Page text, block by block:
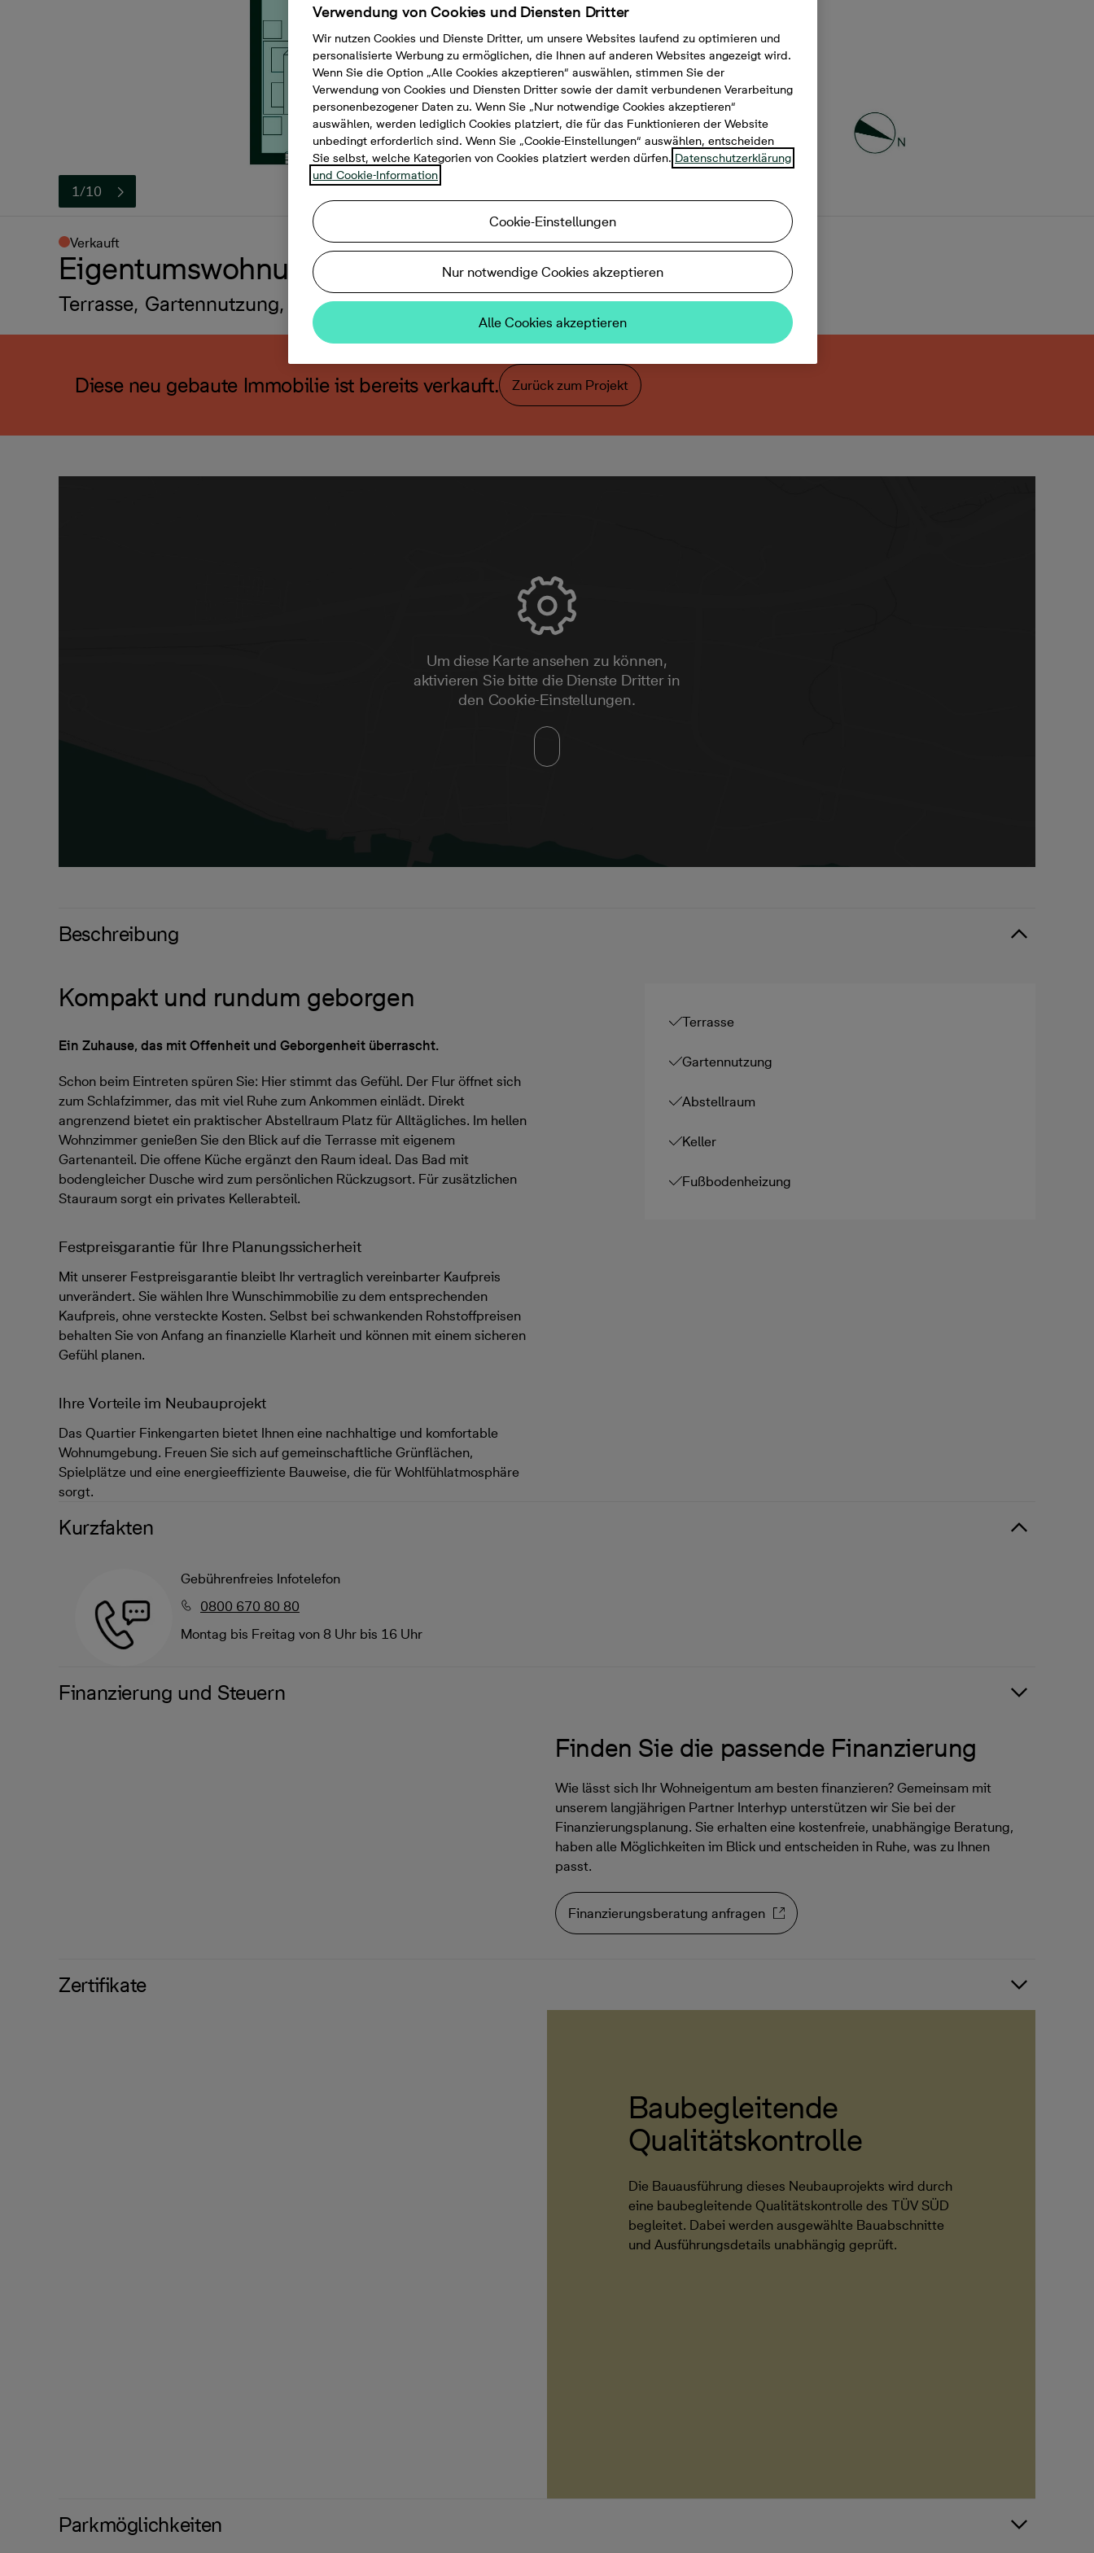
1/10
Verkauft
Eigentumswohnung, 2 Zimmer, 58 m²
Terrasse, Gartennutzung, bodengleiche Dusche, Abstellraum, Keller
Diese neu gebaute Immobilie ist bereits verkauft. Zurück zum Projekt
Um diese Karte ansehen zu können,
aktivieren Sie bitte die Dienste Dritter in
den Cookie-Einstellungen.
Beschreibung
Kompakt und rundum geborgen
Ein Zuhause, das mit Offenheit und Geborgenheit überrascht.
Schon beim Eintreten spüren Sie: Hier stimmt das Gefühl. Der Flur öffnet sich
zum Schlafzimmer, das mit viel Ruhe zum Ankommen einlädt. Direkt
angrenzend bietet ein praktischer Abstellraum Platz für Alltägliches. Im hellen
Wohnzimmer genießen Sie den Blick auf die Terrasse mit eigenem
Gartenanteil. Die offene Küche ergänzt den Raum ideal. Das Bad mit
bodengleicher Dusche wird zum persönlichen Rückzugsort. Für zusätzlichen
Stauraum sorgt ein privates Kellerabteil.
Festpreisgarantie für Ihre Planungssicherheit
Mit unserer Festpreisgarantie bleibt Ihr vertraglich vereinbarter Kaufpreis
unverändert. Sie wählen Ihre Wunschimmobilie zu dem entsprechenden
Kaufpreis, ohne versteckte Kosten. Selbst bei schwankenden Rohstoffpreisen
behalten Sie von Anfang an finanzielle Klarheit und können mit einem sicheren
Gefühl planen.
Ihre Vorteile im Neubauprojekt
Das Quartier Finkengarten bietet Ihnen eine nachhaltige und komfortable
Wohnumgebung. Freuen Sie sich auf gemeinschaftliche Grünflächen,
Spielplätze und eine energieeffiziente Bauweise, die für Wohlfühlatmosphäre
sorgt.
Terrasse
Gartennutzung
Abstellraum
Keller
Fußbodenheizung
Kurzfakten
Gebührenfreies Infotelefon
0800 670 80 80
Montag bis Freitag von 8 Uhr bis 16 Uhr
Finanzierung und Steuern
Finden Sie die passende Finanzierung
Wie lässt sich Ihr Wohneigentum am besten finanzieren? Gemeinsam mit
unserem langjährigen Partner Interhyp unterstützen wir Sie bei der
Finanzierungsplanung. Sie erhalten eine kostenfreie, unabhängige Beratung,
haben alle Möglichkeiten im Blick und entscheiden in Ruhe, was zu Ihnen
passt.
Finanzierungsberatung anfragen
Zertifikate
Baubegleitende
Qualitätskontrolle
Die Bauausführung dieses Neubauprojekts wird durch
eine baubegleitende Qualitätskontrolle des TÜV SÜD
begleitet. Dabei werden ausgewählte Bauabschnitte
und Ausführungsdetails unabhängig geprüft.
Parkmöglichkeiten
Verwendung von Cookies und Diensten Dritter
Wir nutzen Cookies und Dienste Dritter, um unsere Websites laufend zu optimieren und
personalisierte Werbung zu ermöglichen, die Ihnen auf anderen Websites angezeigt wird.
Wenn Sie die Option „Alle Cookies akzeptieren“ auswählen, stimmen Sie der
Verwendung von Cookies und Diensten Dritter sowie der damit verbundenen Verarbeitung
personenbezogener Daten zu. Wenn Sie „Nur notwendige Cookies akzeptieren“
auswählen, werden lediglich Cookies platziert, die für das Funktionieren der Website
unbedingt erforderlich sind. Wenn Sie „Cookie-Einstellungen“ auswählen, entscheiden
Sie selbst, welche Kategorien von Cookies platziert werden dürfen. Datenschutzerklärung
und Cookie-Information
Cookie-Einstellungen
Nur notwendige Cookies akzeptieren
Alle Cookies akzeptieren